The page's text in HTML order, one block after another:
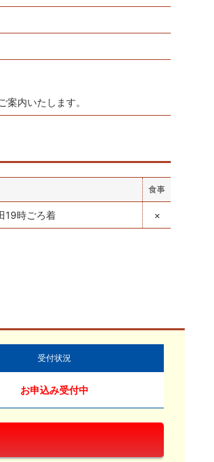
内いたします。
食事
19時ごろ着 ×
受付状況
お申込み受付中